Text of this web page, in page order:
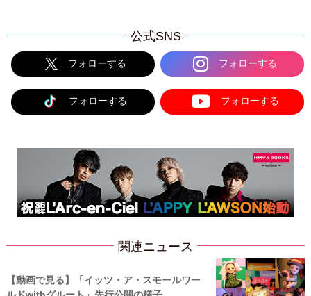
公式SNS
フォローする フォローする
フォローする フォローする
関連ニュース
【動画で見る】「イッツ・ア・スモールワー